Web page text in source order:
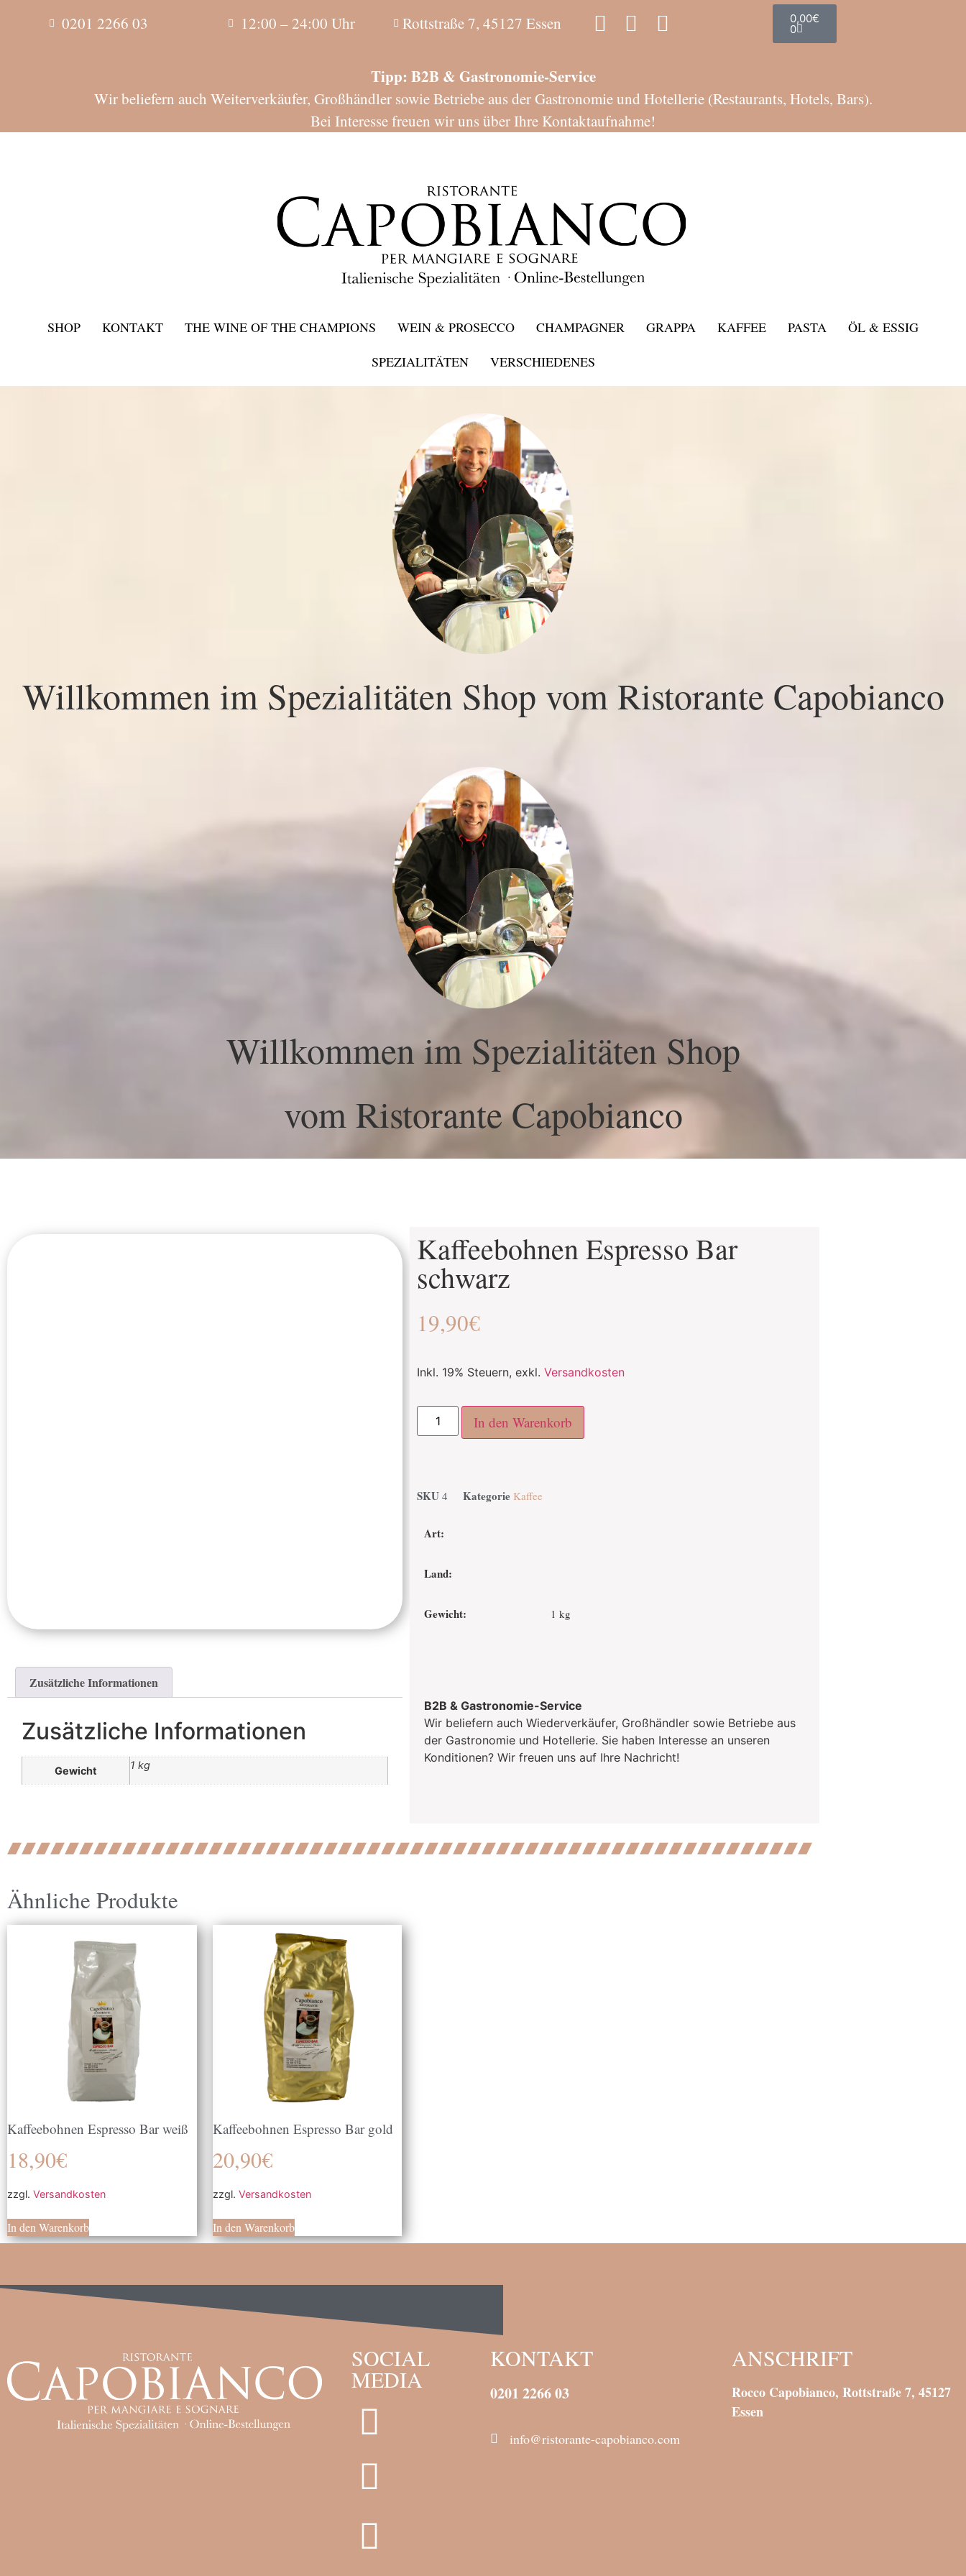
0201 2266 03 12:00 – 24:00 Uhr Rottstraße 7, 45127 Essen 0,00€
0
Tipp: B2B & Gastronomie-Service
Wir beliefern auch Weiterverkäufer, Großhändler sowie Betriebe aus der Gastronomie und Hotellerie (Restaurants, Hotels, Bars).
Bei Interesse freuen wir uns über Ihre Kontaktaufnahme!
SHOP KONTAKT THE WINE OF THE CHAMPIONS WEIN & PROSECCO CHAMPAGNER GRAPPA KAFFEE PASTA
ÖL & ESSIG
SPEZIALITÄTEN
VERSCHIEDENES
Willkommen im Spezialitäten Shop vom Ristorante Capobianco
Willkommen im Spezialitäten Shop
vom Ristorante Capobianco
Zusätzliche Informationen
Zusätzliche Informationen
Gewicht 1 kg
Kaffeebohnen Espresso Bar
schwarz
19,90€
Inkl. 19% Steuern, exkl. Versandkosten
In den Warenkorb
SKU 4 Kategorie Kaffee
Art:
Land:
Gewicht: 1 kg
B2B & Gastronomie-Service
Wir beliefern auch Wiederverkäufer, Großhändler sowie Betriebe aus
der Gastronomie und Hotellerie. Sie haben Interesse an unseren
Konditionen? Wir freuen uns auf Ihre Nachricht!
Ähnliche Produkte
Kaffeebohnen Espresso Bar weiß
18,90€
zzgl. Versandkosten
In den Warenkorb
Kaffeebohnen Espresso Bar gold
20,90€
zzgl. Versandkosten
In den Warenkorb
SOCIAL
MEDIA
KONTAKT
0201 2266 03
info@ristorante-capobianco.com
ANSCHRIFT
Rocco Capobianco, Rottstraße 7, 45127
Essen